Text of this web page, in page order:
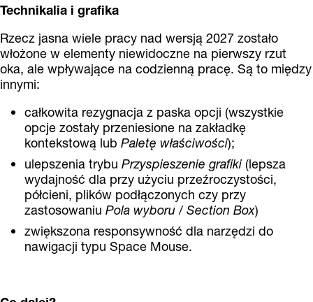
Technikalia i grafika
Rzecz jasna wiele pracy nad wersją 2027 zostało
włożone w elementy niewidoczne na pierwszy rzut
oka, ale wpływające na codzienną pracę. Są to między
innymi:
całkowita rezygnacja z paska opcji (wszystkie
opcje zostały przeniesione na zakładkę
kontekstową lub Paletę właściwości);
ulepszenia trybu Przyspieszenie grafiki (lepsza
wydajność dla przy użyciu przeźroczystości,
półcieni, plików podłączonych czy przy
zastosowaniu Pola wyboru/Section Box)
zwiększona responsywność dla narzędzi do
nawigacji typu Space Mouse.